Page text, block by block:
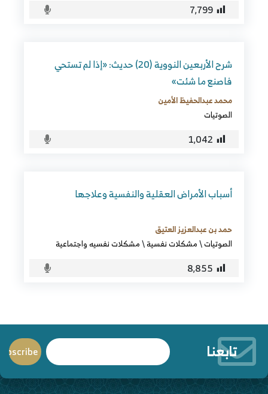
7٬799
شرح الأربعين النووية (20) حديث: «إذا لم تستحي
فاصنع ما شئت»
محمد عبدالحفيظ الأمين
الصوتيات
1٬042
أسباب الأمراض العقلية والنفسية وعلاجها
حمد بن عبدالعزيز العتيق
الصوتيات\مشكلات نفسية\مشكلات نفسيه واجتماعية
8٬855
تابعنا